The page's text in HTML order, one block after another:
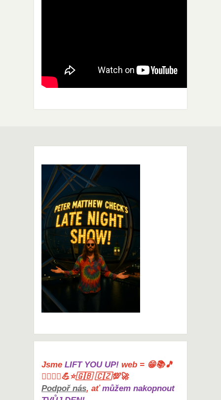
Jsme LIFT YOU UP! web = 😁📚🎵
🤸‍♀️🏋️‍♀️💪⭐🇬🇧 🇨🇿💯🚀
Podpoř nás, aťmůžem nakopnout